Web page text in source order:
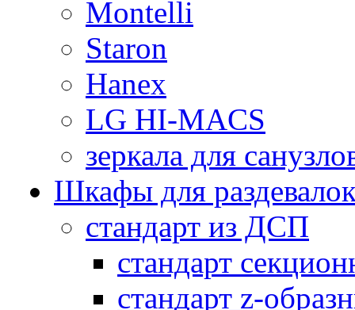
Montelli
Staron
Hanex
LG HI-MACS
зеркала для
Шкафы для
стандарт из ДСП
стандарт
стандарт z-